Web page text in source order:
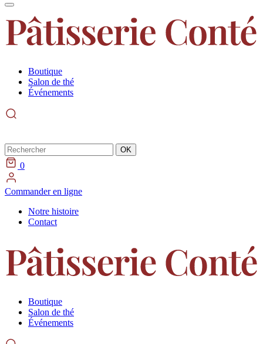
Boutique
Salon de thé
Événements
Rechercher OK
0
Commander en ligne
Notre histoire
Contact
Boutique
Salon de thé
Événements